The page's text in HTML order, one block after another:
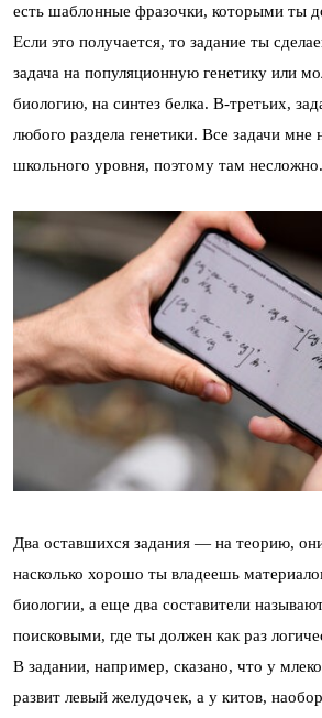
есть шаблонные фразочки, которыми ты
Если это получается, то задание ты
задача на популяционную генетику или
биологию, на синтез белка. В-третьих,
любого раздела генетики. Все задачи мне
школьного уровня, поэтому там несложно.
Два оставшихся задания — на теорию,
насколько хорошо ты владеешь
биологии, а еще два составители
поисковыми, где ты должен как раз
В задании, например, сказано, что у
развит левый желудочек, а у китов,